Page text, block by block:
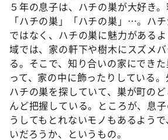
５年の息子は、ハチの巣が大好き
「ハチの巣」「ハチの巣」…。ハ
ではなく、ハチの巣に魅力がある
域では、家の軒下や樹木にスズメ
る。そこで、知り合いの家にでき
って、家の中に飾ったりしている
ハチの巣を探していて、巣が町の
んど把握している。ところが、息
うしてもとれないモノもあるよう
いだろうか、というもの。